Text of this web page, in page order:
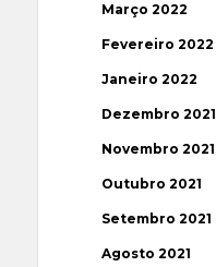
Março 2022
Fevereiro 2022
Janeiro 2022
Dezembro 2021
Novembro 2021
Outubro 2021
Setembro 2021
Agosto 2021